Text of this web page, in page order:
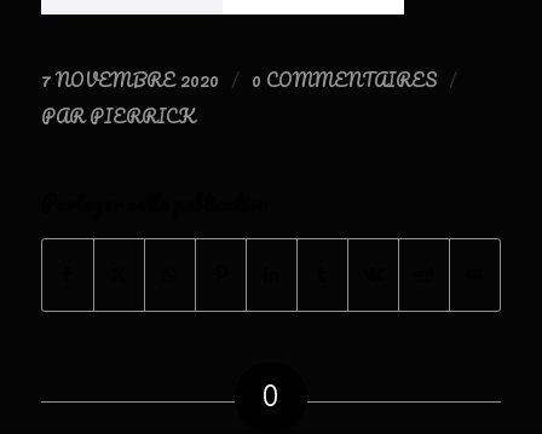
7 NOVEMBRE 2020 / 0 COMMENTAIRES /
PARPIERRICK
0